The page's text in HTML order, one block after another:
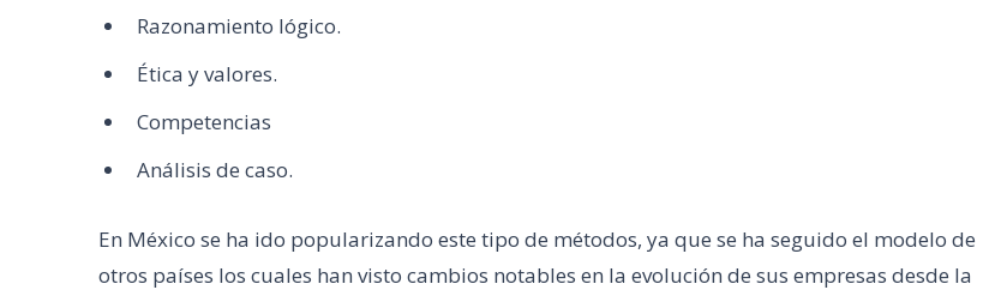
Razonamiento lógico.
Ética y valores.
Competencias
Análisis de caso.
En México se ha ido popularizando este tipo de métodos, ya que se ha seguido el modelo de
otros países los cuales han visto cambios notables en la evolución de sus empresas desde la